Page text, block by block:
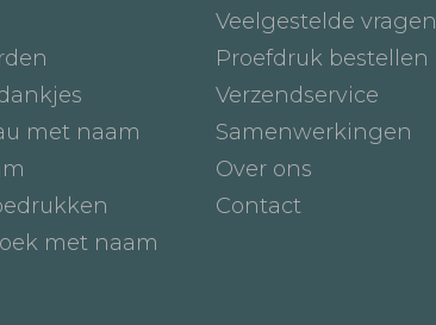
met naam
met naam
Veelgestelde vragen
Proefdruk bestellen
Verzendservice
Samenwerkingen
Over ons
Contact